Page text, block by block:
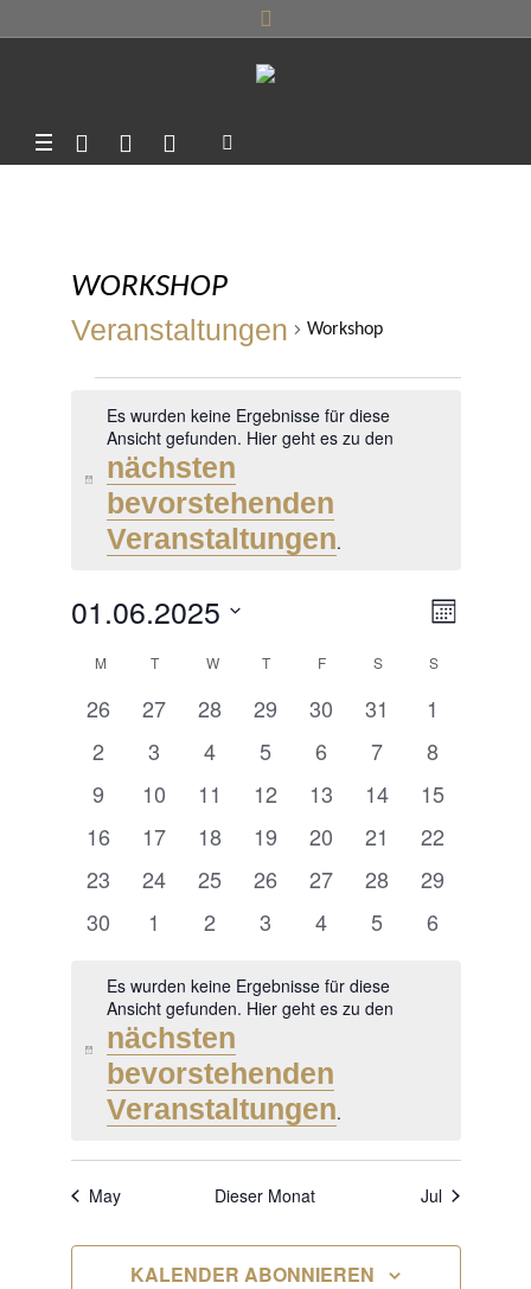
WORKSHOP
Veranstaltungen Workshop
VERANSTALTUNGEN
Hinweis
Es wurden keine Ergebnisse für diese
Ansicht gefunden. Hier geht es zu den
nächsten
bevorstehenden
Veranstaltungen.
MONAT
01.06.2025
KALENDER
VON
VERANSTALTUNGEN
M MONDAY
TTUESDAY
WWEDNESDAY
TTHURSDAY
FFRIDAYSSATURDAY
SSUNDAY
0 Veranstaltungen
26 0 Veranstaltungen
27 0 Veranstaltungen
28 0 Veranstaltungen
29 0 Veranstaltungen
30 0
31 0
1
0 Veranstaltungen
2 0 Veranstaltungen
3 0 Veranstaltungen
4 0 Veranstaltungen
5 0 Veranstaltungen
6 0
7 0
8
0 Veranstaltungen
9 0 Veranstaltungen
10 0 Veranstaltungen
11 0 Veranstaltungen
12 0 Veranstaltungen
13 0
14 0
15
0 Veranstaltungen
16 0 Veranstaltungen
17 0 Veranstaltungen
18 0 Veranstaltungen
19 0 Veranstaltungen
20 0
21 0
22
0 Veranstaltungen
23 0 Veranstaltungen
24 0 Veranstaltungen
25 0 Veranstaltungen
26 0 Veranstaltungen
27 0
28 0
29
0 Veranstaltungen
30 0 Veranstaltungen
1 0 Veranstaltungen
2 0 Veranstaltungen
3 0 Veranstaltungen
4 0
5 0
6
Hinweis
Es wurden keine Ergebnisse für diese
Ansicht gefunden. Hier geht es zu den
nächsten
bevorstehenden
Veranstaltungen.
May Dieser Monat Jul
KALENDER ABONNIEREN